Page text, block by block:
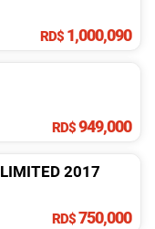
RD$ 1,000,090
RD$949,000
LIMITED 2017
RD$750,000